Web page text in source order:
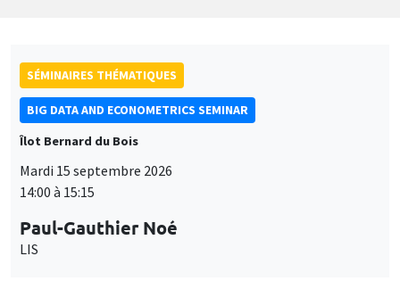
SÉMINAIRES THÉMATIQUES
BIG DATA AND ECONOMETRICS SEMINAR
Îlot Bernard du Bois
Mardi 15 septembre 2026
14:00 à 15:15
Paul-Gauthier Noé
LIS